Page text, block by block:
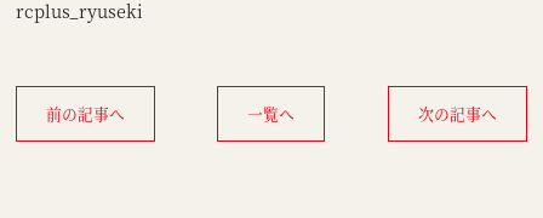
rcplus_ryuseki
前の記事へ 一覧へ 次の記事へ